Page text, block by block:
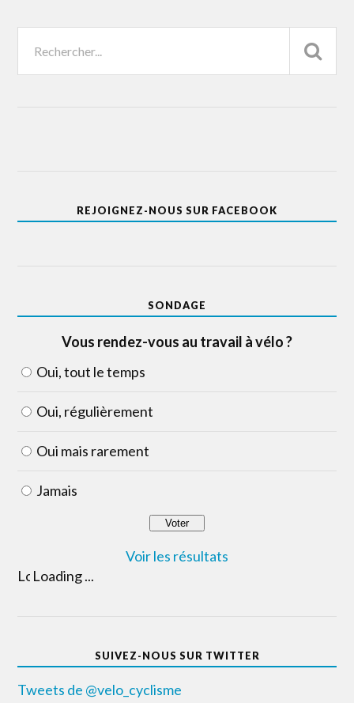
REJOIGNEZ-NOUS SUR FACEBOOK
SONDAGE
Vous rendez-vous au travail à vélo ?
Oui, tout le temps
Oui, régulièrement
Oui mais rarement
Jamais
Voir les résultats
Loading ...
SUIVEZ-NOUS SUR TWITTER
Tweets de @velo_cyclisme